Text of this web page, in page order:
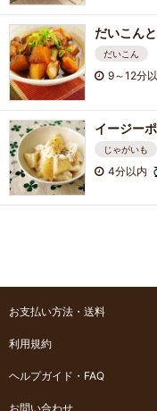
だいこん
だいこん
9～12分
イージー
じゃがいも
4分以内
お支払い方法・送料
利用規約
ヘルプガイド・FAQ
お問い合わせ